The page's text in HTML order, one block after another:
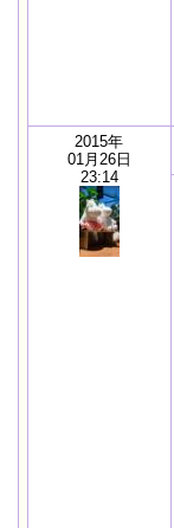
2015年
01月26日
23:14